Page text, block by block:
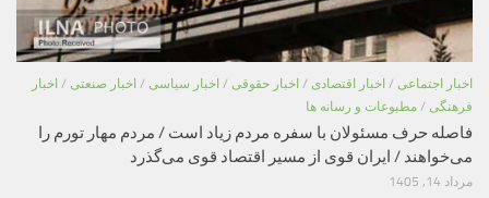
اخبار اجتماعی / اخبار اقتصادی / اخبار حقوقی / اخبار سیاسی / اخبار صنعتی / اخبار
فرهنگی / مطبوعات و رسانه ها
فاصله حرف مسئولان با سفره مردم زیاد است / مردم مهار تورم را
می‌خواهند / ایران قوی از مسیر اقتصاد قوی می‌گذرد
مرداد 14, 1405